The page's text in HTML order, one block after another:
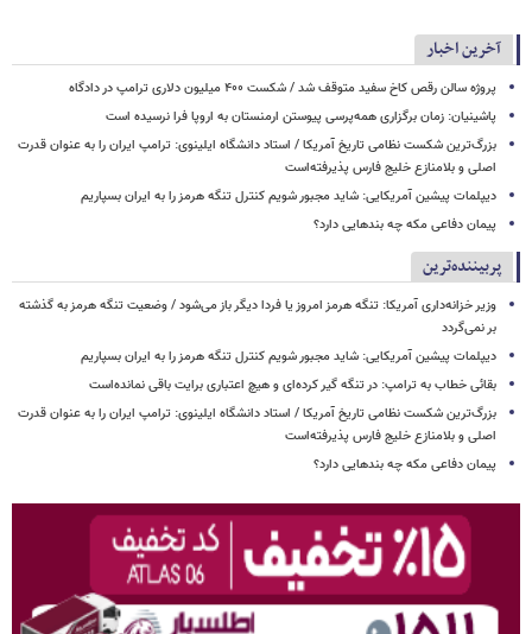
آخرین اخبار
پروژه سالن رقص کاخ سفید متوقف شد / شکست ۴۰۰ میلیون دلاری ترامپ در دادگاه
پاشینیان: زمان برگزاری همه‌پرسی پیوستن ارمنستان به اروپا فرا نرسیده است
بزرگ‌ترین شکست نظامی تاریخ آمریکا / استاد دانشگاه ایلینوی: ترامپ ایران را به عنوان قدرت
اصلی و بلامنازع خلیج فارس پذیرفته‌است
دیپلمات پیشین آمریکایی: شاید مجبور شویم کنترل تنگه هرمز را به ایران بسپاریم
پیمان دفاعی مکه چه بندهایی دارد؟
پربیننده‌ترین
وزیر خزانه‌داری آمریکا: تنگه هرمز امروز یا فردا دیگر باز می‌شود / وضعیت تنگه هرمز به گذشته
بر نمی‌گردد
دیپلمات پیشین آمریکایی: شاید مجبور شویم کنترل تنگه هرمز را به ایران بسپاریم
بقائی خطاب به ترامپ: در تنگه گیر کرده‌ای و هیچ اعتباری برایت باقی نمانده‌است
بزرگ‌ترین شکست نظامی تاریخ آمریکا / استاد دانشگاه ایلینوی: ترامپ ایران را به عنوان قدرت
اصلی و بلامنازع خلیج فارس پذیرفته‌است
پیمان دفاعی مکه چه بندهایی دارد؟